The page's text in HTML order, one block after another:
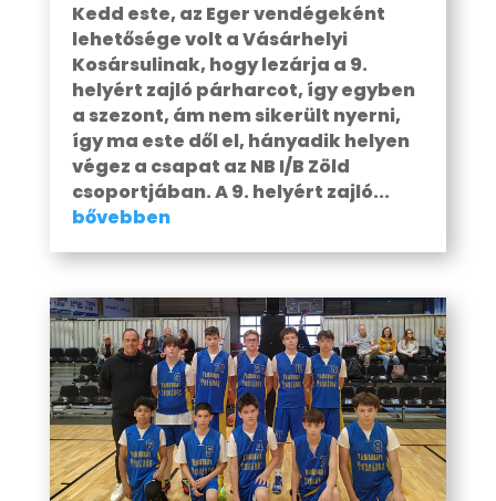
Kedd este, az Eger vendégeként
lehetősége volt a Vásárhelyi
Kosársulinak, hogy lezárja a 9.
helyért zajló párharcot, így egyben
a szezont, ám nem sikerült nyerni,
így ma este dől el, hányadik helyen
végez a csapat az NB I/B Zöld
csoportjában. A 9. helyért zajló...
bővebben